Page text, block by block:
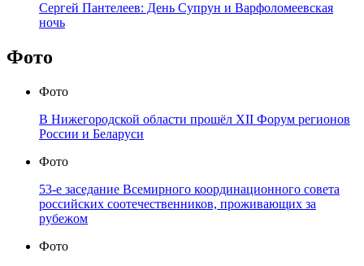
Сергей Пантелеев: День Супрун и Варфоломеевская
ночь
Фото
Фото
В Нижегородской области прошёл XII Форум регионов
России и Беларуси
Фото
53-е заседание Всемирного координационного совета
российских соотечественников, проживающих за
рубежом
Фото